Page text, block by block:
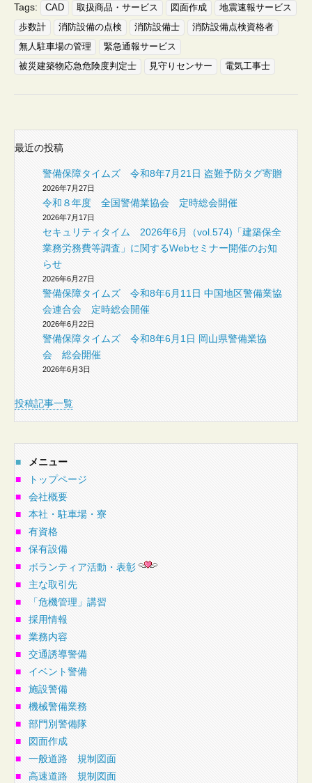
Tags: CAD 取扱商品・サービス 図面作成
地震速報サービス
歩数計
消防設備の点検 消防設備士
消防設備点検資格者
無人駐車場の管理
緊急通報サービス
被災建築物応急危険度判定士
見守りセンサー 電気工事士
最近の投稿
警備保障タイムズ 令和8年7月21日 盗難予防タグ寄贈
2026年7月27日
令和８年度 全国警備業協会 定時総会開催
2026年7月17日
セキュリティタイム 2026年6月（vol.574)「建築保全
業務労務費等調査」に関するWebセミナー開催のお知
らせ
2026年6月27日
警備保障タイムズ 令和8年6月11日 中国地区警備業協
会連合会 定時総会開催
2026年6月22日
警備保障タイムズ 令和8年6月1日 岡山県警備業協
会 総会開催
2026年6月3日
投稿記事一覧
■
メニュー
■
トップページ
■
会社概要
■
本社・駐車場・寮
■
有資格
■
保有設備
■
ボランティア活動・表彰
■
主な取引先
■
「危機管理」講習
■
採用情報
■
業務内容
■
交通誘導警備
■
イベント警備
■
施設警備
■
機械警備業務
■
部門別警備隊
■
図面作成
■
一般道路 規制図面
■
高速道路 規制図面